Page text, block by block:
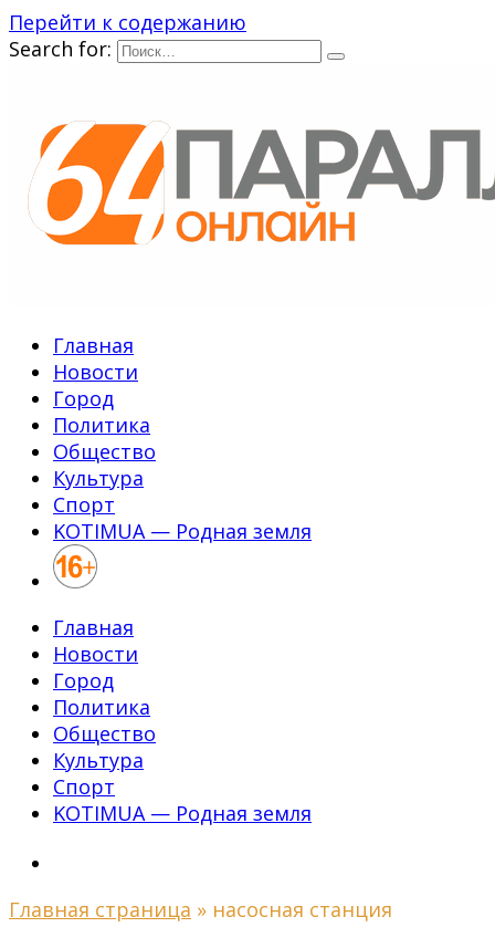
Перейти к содержанию
Search for:
Главная
Новости
Город
Политика
Общество
Культура
Спорт
KOTIMUA — Родная земля
Главная
Новости
Город
Политика
Общество
Культура
Спорт
KOTIMUA — Родная земля
Главная страница » насосная станция